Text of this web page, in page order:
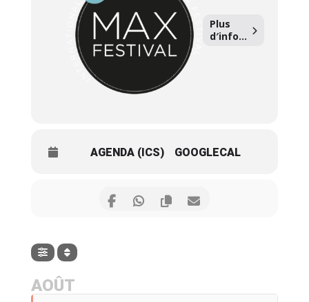
Plus
d′info...
AGENDA (ICS) GOOGLECAL
AOÛT